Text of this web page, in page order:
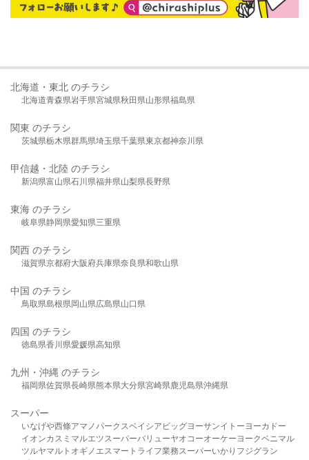
北海道・東北 のチラシ
北海道青森県岩手県宮城県秋田県山形県福島県
関東 のチラシ
茨城県栃木県群馬県埼玉県千葉県東京都神奈川県
甲信越・北陸 のチラシ
新潟県富山県石川県福井県山梨県長野県
東海 のチラシ
岐阜県静岡県愛知県三重県
関西 のチラシ
滋賀県京都府大阪府兵庫県奈良県和歌山県
中国 のチラシ
鳥取県島根県岡山県広島県山口県
四国 のチラシ
徳島県香川県愛媛県高知県
九州・沖縄 のチラシ
福岡県佐賀県長崎県熊本県大分県宮崎県鹿児島県沖縄県
スーパー
いなげや西條アマノパークスベイシア ビッグヨーサンイトーヨーカドー
イオンカスミ マルエツスーパーバリューヤオコーオーケー ヨークベニマル
ツルヤマルト オギノ エスマート ライフ業務スーパーいかり フジグラン